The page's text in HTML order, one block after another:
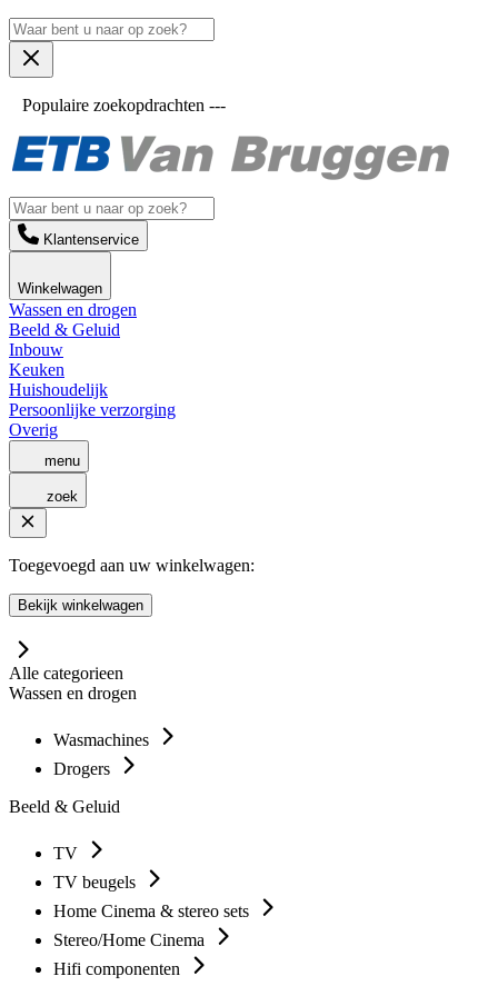
Populaire zoekopdrachten ---
Klantenservice
Winkelwagen
Wassen en drogen
Beeld & Geluid
Inbouw
Keuken
Huishoudelijk
Persoonlijke verzorging
Overig
menu
zoek
Toegevoegd aan uw winkelwagen:
Bekijk winkelwagen
Alle categorieen
Wassen en drogen
Wasmachines
Drogers
Beeld & Geluid
TV
TV beugels
Home Cinema & stereo sets
Stereo/Home Cinema
Hifi componenten